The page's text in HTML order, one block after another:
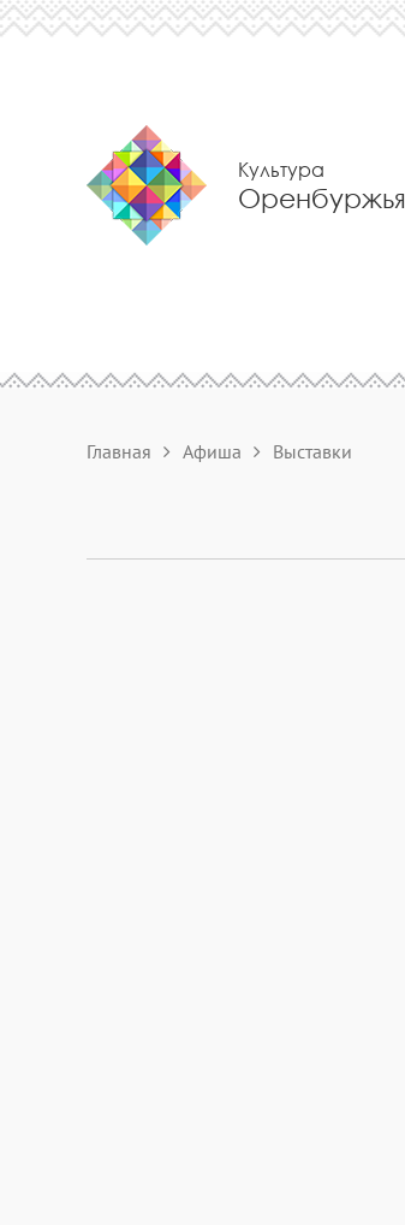
Культура
Оренбуржья
Главная Афиша Выставки